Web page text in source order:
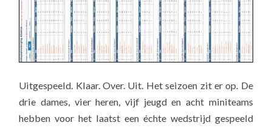
Uitgespeeld. Klaar. Over. Uit. Het seizoen zit er op. De
drie dames, vier heren, vijf jeugd en acht miniteams
hebben voor het laatst een échte wedstrijd gespeeld